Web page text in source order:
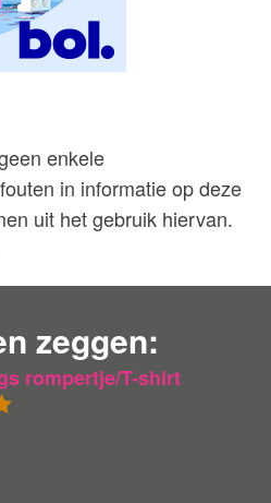
enkele
in informatie op deze
uit het gebruik hiervan.
zeggen:
rompertje/T-shirt